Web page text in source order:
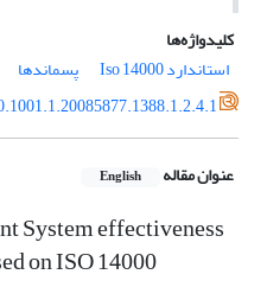
کلیدواژه‌ها
استاندارد 14000 Iso
پسماندها
عنوان مقاله English
System effectiveness
on ISO 14000